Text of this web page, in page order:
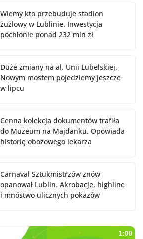
Wiemy kto przebuduje stadion
żużlowy w Lublinie. Inwestycja
pochłonie ponad 232 mln zł
Duże zmiany na al. Unii Lubelskiej.
Nowym mostem pojedziemy jeszcze
w lipcu
Cenna kolekcja dokumentów trafiła
do Muzeum na Majdanku. Opowiada
historię obozowego lekarza
Carnaval Sztukmistrzów znów
opanował Lublin. Akrobacje, highline
i mnóstwo ulicznych pokazów